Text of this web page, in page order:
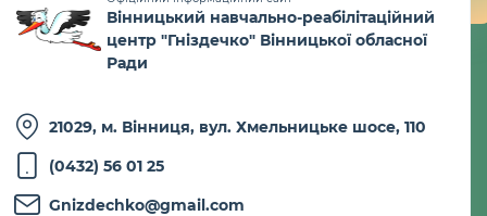
Вінницький навчально-реабілітаційний
центр "Гніздечко" Вінницької обласної
Ради
21029, м. Вінниця, вул. Хмельницьке шосе, 110
(0432) 56 01 25
Gnizdechko@gmail.com